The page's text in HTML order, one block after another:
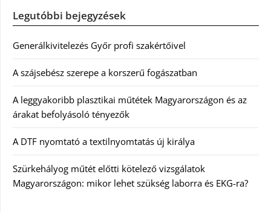
Legutóbbi bejegyzések
Generálkivitelezés Győr profi szakértőivel
A szájsebész szerepe a korszerű fogászatban
A leggyakoribb plasztikai műtétek Magyarországon és az
árakat befolyásoló tényezők
A DTF nyomtató a textilnyomtatás új királya
Szürkehályog műtét előtti kötelező vizsgálatok
Magyarországon: mikor lehet szükség laborra és EKG-ra?